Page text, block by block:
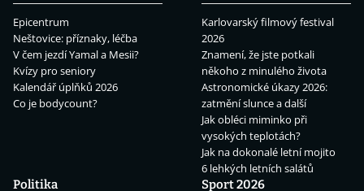
Epicentrum
Neštovice: příznaky, léčba
V čem jezdí Yamal a Mesii?
Kvízy pro seniory
Kalendář úplňků 2026
Co je bodycount?
Karlovarský filmový festival
2026
Znamení, že jste potkali
někoho z minulého života
Astronomické úkazy 2026:
zatmění slunce a další
Jak obléci miminko při
vysokých teplotách?
Jak na dokonalé letní mojito
6 lehkých letních salátů
Politika
Sport 2026